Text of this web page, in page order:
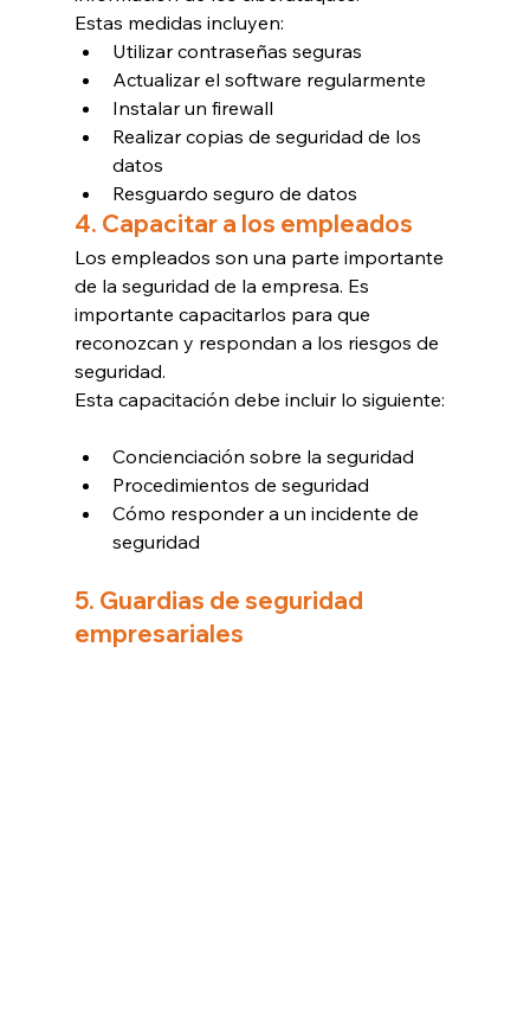
Estas medidas incluyen:
Utilizar contraseñas seguras
Actualizar el software regularmente
Instalar un firewall
Realizar copias de seguridad de los
datos
Resguardo seguro de datos
4. Capacitar a los empleados
Los empleados son una parte importante
de la seguridad de la empresa. Es
importante capacitarlos para que
reconozcan y respondan a los riesgos de
seguridad.
Esta capacitación debe incluir lo siguiente:
Concienciación sobre la seguridad
Procedimientos de seguridad
Cómo responder a un incidente de
seguridad
5. Guardias de seguridad
empresariales